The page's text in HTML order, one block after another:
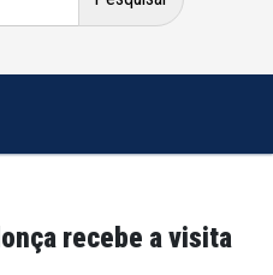
recebe a visita